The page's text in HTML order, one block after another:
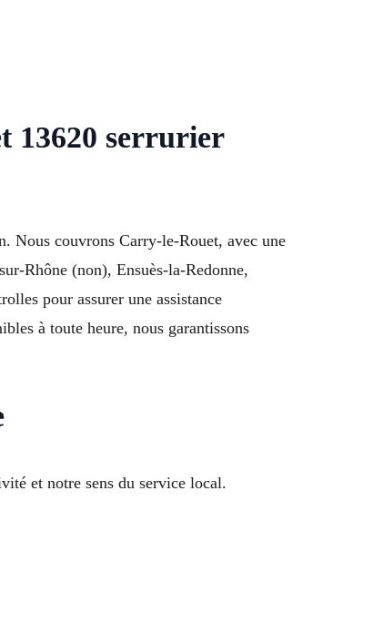
13620 serrurier
Nous couvrons Carry-le-Rouet, avec une
Rhône (non), Ensuès-la-Redonne,
pour assurer une assistance
à toute heure, nous garantissons
et notre sens du service local.